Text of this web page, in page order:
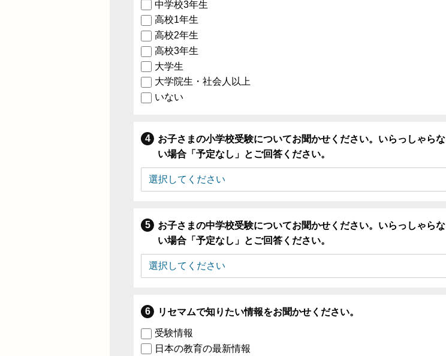
中学校3年生
高校1年生
高校2年生
高校3年生
大学生
大学院生・社会人以上
いない
お子さまの小学校受験についてお聞かせください。いらっしゃらな
い場合「予定なし」とご回答ください。
お子さまの中学校受験についてお聞かせください。いらっしゃらな
い場合「予定なし」とご回答ください。
リセマムで知りたい情報をお聞かせください。
受験情報
日本の教育の最新情報